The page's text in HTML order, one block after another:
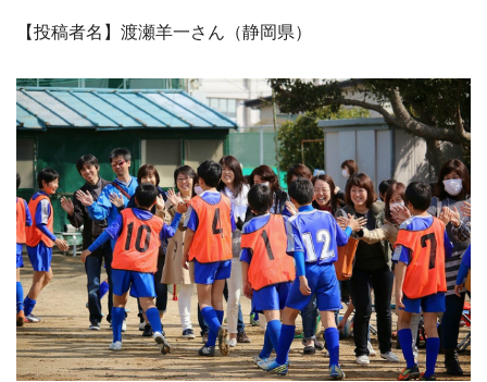
【投稿者名】渡瀬羊一さん（静岡県）